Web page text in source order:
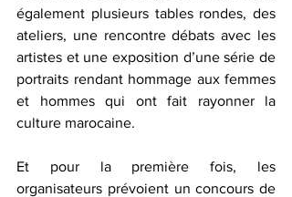
également plusieurs tables rondes, des
ateliers, une rencontre débats avec les
artistes et une exposition d’une série de
portraits rendant hommage aux femmes
et hommes qui ont fait rayonner la
culture marocaine.
Et pour la première fois, les
organisateurs prévoient un concours de